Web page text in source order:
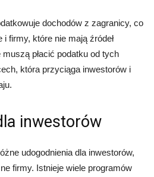
dochodów z zagranicy, co
firmy, które nie mają źródeł
płacić podatku od tych
która przyciąga inwestorów i
inwestorów
udogodnienia dla inwestorów,
firmy. Istnieje wiele programów